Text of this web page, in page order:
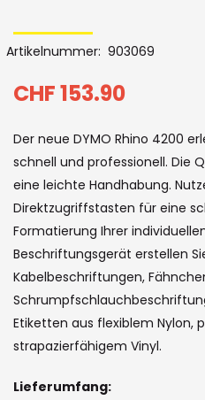
to
the
beginning
of
the
images
gallery
CHF 153.90
Artikelnummer 903069
Der neue DYMO Rhino 4200
schnell und professionell. Die
eine leichte Handhabung.
Direktzugriffstasten für eine
Formatierung Ihrer
Beschriftungsgerät erstellen
Kabelbeschriftungen,
Etiketten aus flexiblem Nylon,
strapazierfähigem Vinyl.
Lieferumfang: